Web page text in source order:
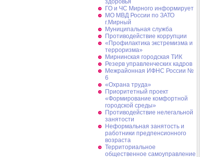
здоровья
ГО и ЧС Мирного информирует
МО МВД России по ЗАТО
г.Мирный
Муниципальная cлужба
Противодействие коррупции
«Профилактика экстремизма и
терроризма»
Мирнинская городская ТИК
Резерв управленческих кадров
Межрайонная ИФНС России №
6
«Охрана труда»
Приоритетный проект
«Формирование комфортной
городской среды»
Противодействие нелегальной
занятости
Неформальная занятость и
работники предпенсионного
возраста
Территориальное
общественное самоуправление